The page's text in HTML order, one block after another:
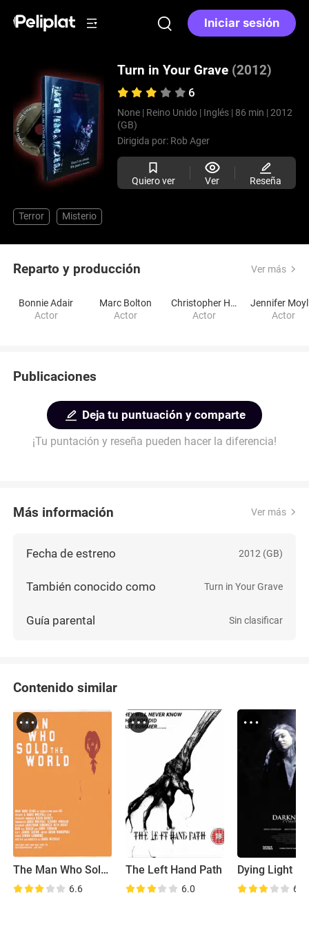
Iniciar sesión
Turn in Your Grave (2012)
6
None | Reino Unido | Inglés | 86 min | 2012
(GB)
Dirigida por: Rob Ager
Quiero ver Ver Reseña
Terror Misterio
Reparto y producción Ver más
Bonnie Adair
Actor
Marc Bolton
Actor
Christopher Honey
Actor
Actor
Publicaciones
Deja tu puntuación y comparte
¡Tu puntación y reseña pueden hacer la diferencia!
Más información Ver más
Fecha de estreno 2012 (GB)
También conocido como Turn in Your Grave
Guía parental Sin clasificar
Contenido similar
The Man Who Sold the World
6.6
The Left Hand Path
6.0
Dying Light
6.3